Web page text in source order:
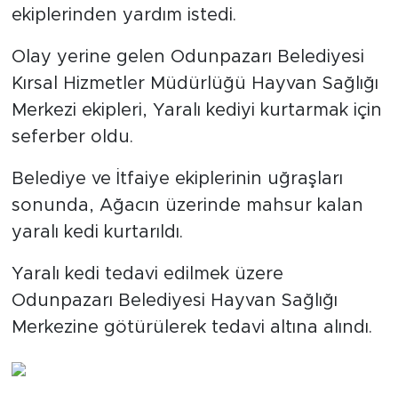
ekiplerinden yardım istedi.
Olay yerine gelen Odunpazarı Belediyesi
Kırsal Hizmetler Müdürlüğü Hayvan Sağlığı
Merkezi ekipleri, Yaralı kediyi kurtarmak için
seferber oldu.
Belediye ve İtfaiye ekiplerinin uğraşları
sonunda, Ağacın üzerinde mahsur kalan
yaralı kedi kurtarıldı.
Yaralı kedi tedavi edilmek üzere
Odunpazarı Belediyesi Hayvan Sağlığı
Merkezine götürülerek tedavi altına alındı.